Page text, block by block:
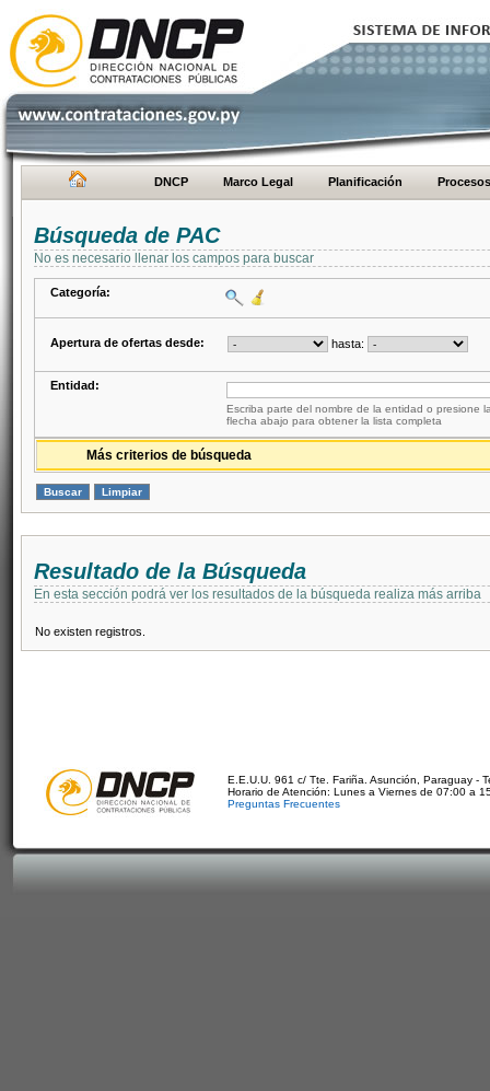
DNCP Marco Legal Planificación Procesos
Búsqueda de PAC
No es necesario llenar los campos para buscar
Categoría:
Apertura de ofertas desde: hasta:
Entidad:
Escriba parte del nombre de la entidad o presione
flecha abajo para obtener la lista completa
Más criterios de búsqueda
Resultado de la Búsqueda
En esta sección podrá ver los resultados de la búsqueda realiza más arriba
No existen registros.
E.E.U.U. 961 c/ Tte. Fariña. Asunción, Paraguay -
Horario de Atención: Lunes a Viernes de 07:00 a
Preguntas Frecuentes